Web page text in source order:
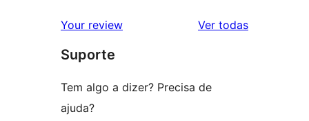
2
com
1
Your review Ver todasavaliações
Suporte
Tem algo a dizer? Precisa de
ajuda?